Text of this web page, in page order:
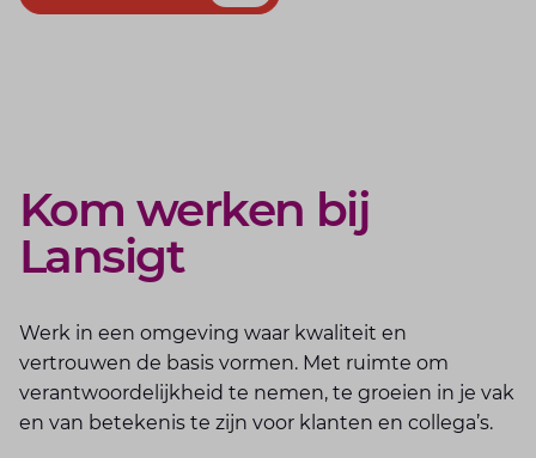
Kom werken bij
Lansigt
Werk in een omgeving waar kwaliteit en
vertrouwen de basis vormen. Met ruimte om
verantwoordelijkheid te nemen, te groeien in je vak
en van betekenis te zijn voor klanten en collega’s.